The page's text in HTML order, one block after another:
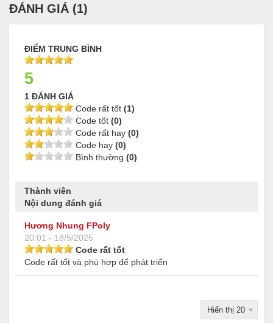
ĐÁNH GIÁ (1)
ĐIỂM TRUNG BÌNH
5
1 ĐÁNH GIÁ
Code rất tốt (1)
Code tốt (0)
Code rất hay (0)
Code hay (0)
Bình thường (0)
Thành viên
Nội dung đánh giá
Hương Nhung FPoly
20:01 - 18/5/2025
Code rất tốt
Code rất tốt và phù hợp để phát triển